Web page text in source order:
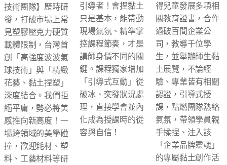
技術團隊】歷時研
發，打破市場上常
見塑膠壓克力硬質
載體限制，台灣首
創「高強度波波氣
球技術」與「精緻
花藝、黏土捏塑」
深度結合。我們拒
絕平庸，勢必將美
感推向新高度！一
場跨領域的美學碰
撞，歡迎耗材、塑
料、工藝材料等研
引導者！會捏黏土
只是基本，能帶動
現場氣氛、精準掌
控課程節奏，才是
講師身價不同的關
鍵。課程獨家增加
「引導式互動」從
破冰、突發狀況處
理，直接學會並內
化成為授課時的從
容與自信！
得兒童發展多項相
關教育證書，合作
過破百間企業公
司，教導千位學
生，並舉辦師生黏
土展覽，不論經
驗、專業皆有相關
認證，引導式授
課，點燃團隊熱絡
氣氛，帶領學員親
手揉捏、注入該
「企業品牌靈魂」
的專屬黏土創作活